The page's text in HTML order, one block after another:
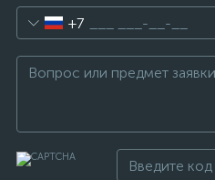
+7